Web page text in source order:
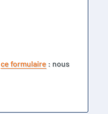
ce formulaire : nous